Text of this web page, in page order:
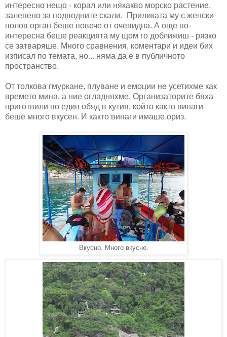
интересно нещо - корал или някакво морско растение,
залепено за подводните скали. Приликата му с женски
полов орган беше повече от очевидна. А още по-
интересна беше реакцията му щом го доближиш - рязко
се затваряше. Много сравнения, коментари и идеи бих
изписал по темата, но... няма да е в публичното
пространство.
От толкова гмуркане, плуване и емоции не усетихме как
времето мина, а ние огладняхме. Организаторите бяха
приготвили по един обяд в кутия, който както винаги
беше много вкусен. И както винаги имаше ориз.
Вкусно. Много вкусно.